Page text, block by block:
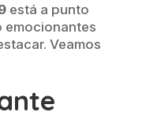
está a punto
emocionantes
Veamos